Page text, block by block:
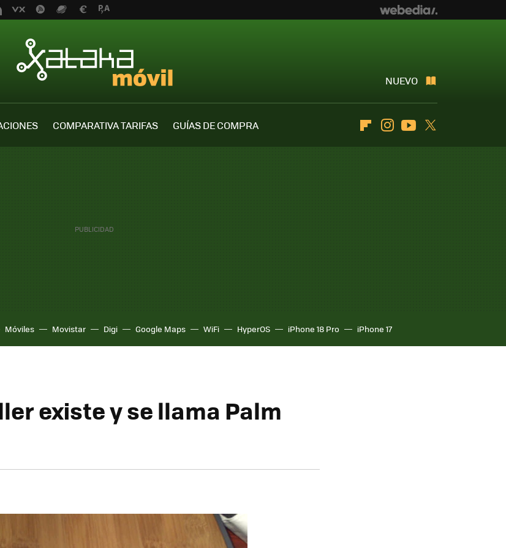
NUEVO
COMPARATIVA TARIFAS
GUÍAS DE COMPRA
FlipboardInstagramYoutube
Móviles Movistar Digi Google Maps WiFi HyperOS iPhone 18 Pro iPhone 17
existe y se llama Palm